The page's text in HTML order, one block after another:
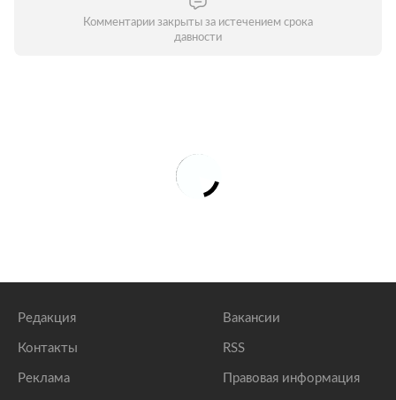
Комментарии закрыты за истечением срока
давности
Редакция
Контакты
Реклама
Вакансии
RSS
Правовая информация